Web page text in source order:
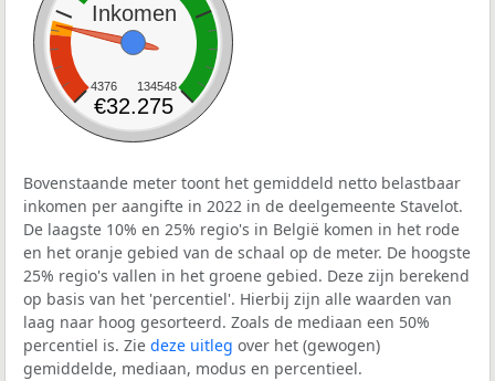
Inkomen
4376 134548
€32.275
Bovenstaande meter toont het gemiddeld netto belastbaar
inkomen per aangifte in 2022 in de deelgemeente Stavelot.
De laagste 10% en 25% regio's in België komen in het rode
en het oranje gebied van de schaal op de meter. De hoogste
25% regio's vallen in het groene gebied. Deze zijn berekend
op basis van het 'percentiel'. Hierbij zijn alle waarden van
laag naar hoog gesorteerd. Zoals de mediaan een 50%
percentiel is. Zie deze uitleg over het (gewogen)
gemiddelde, mediaan, modus en percentieel.